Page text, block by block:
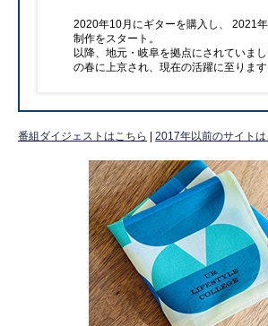
2020年10月にギターを購入し、 2021
制作をスタート。
以降、地元・岐阜を拠点にされていま
の春に上京され、現在の活躍に至ります
番組ダイジェストはこちら 2017年以前のサイトは